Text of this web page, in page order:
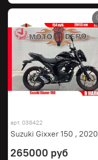
арт. 038422
Suzuki Gixxer 150 , 2020
265000 руб